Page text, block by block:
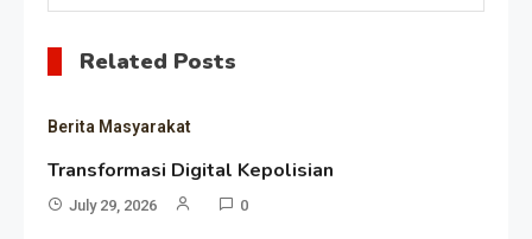
Related Posts
Berita Masyarakat
Transformasi Digital Kepolisian
July 29, 2026 0